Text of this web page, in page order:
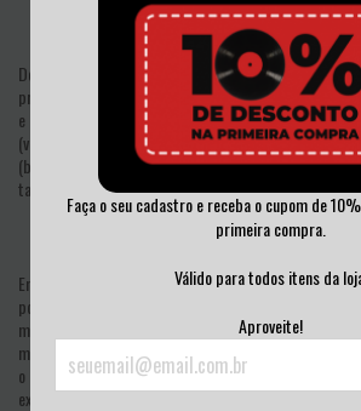
Faça o seu cadastro e receba o cupom de
primeira compra.
Válido para todos itens da
Aproveite!
Do interior de São Paulo para o mundo, a Eskröta se
principais bandas da nova geração do metal
e letras afiadas. Ao longo de sua trajetória, o trio
(vocal e guitarra), Tamyris Leopoldo (baixo e backing
(bateria) já percorreu todo o Brasil, passando por
também grandes festivais como Rock in Rio e
Em seu terceiro álbum "Blasfêmea", a banda
poderosas e urgentes. Ao longo de suas 11 faixas o
manifesto sonoro, transformando críticas afiadas e
música pesada. Mantendo a agressividade que já é
o álbum também revela uma nova fase criativa,
explorando novas atmosferas sonoras. “Blasfêmea”